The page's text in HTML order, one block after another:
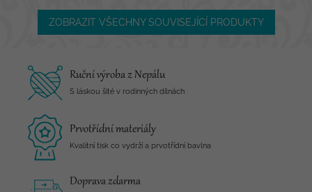
ZOBRAZIT VŠECHNY SOUVISEJÍCÍ PRODUKTY
Ruční výroba z Nepálu
S láskou šité v rodinných dílnách
Prvotřídní materiály
Kvalitní tisk co vydrží a prvotřídní bavlna
Doprava zdarma